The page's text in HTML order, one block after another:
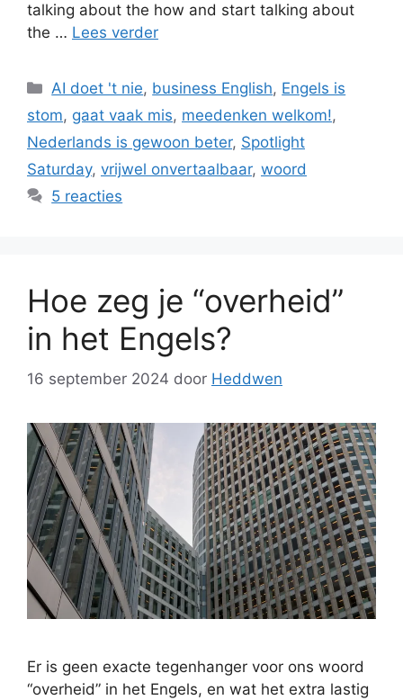
talking about the how and start talking about
the … Lees verder
Categorieën
AI doet 't nie, business English, Engels is
stom, gaat vaak mis, meedenken welkom!,
Nederlands is gewoon beter, Spotlight
Saturday, vrijwel onvertaalbaar, woord
5 reacties
Hoe zeg je “overheid”
in het Engels?
16 september 2024 door Heddwen
Er is geen exacte tegenhanger voor ons woord
“overheid” in het Engels, en wat het extra lastig